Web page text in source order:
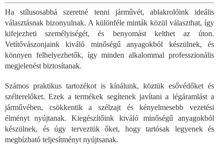
s
t
a
r
á
t
á
s
e
l
e
m
Ha stílusosabbá szeretné tenni járművét, ablakrolóink ideális
választásnak bizonyulnak. A különféle minták közül választhat, így
kifejezheti személyiségét, és benyomást kelthet az úton.
Vetítővászonjaink kiváló minőségű anyagokból készülnek, és
könnyen felhelyezhetők, így minden alkalommal professzionális
megjelenést biztosítanak.
Számos praktikus tartozékot is kínálunk, köztük esővédőket és
szélterelőket. Ezek a termékek segítenek javítani a légáramlást a
járművében, csökkentik a szélzajt és kényelmesebb vezetési
élményt nyújtanak. Kiegészítőink kiváló minőségű anyagokból
készülnek, és úgy terveztük őket, hogy tartósak legyenek és
megbízható teljesítményt nyújtsanak.